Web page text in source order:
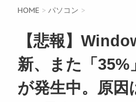
HOME > パソコン >
【悲報】
新、また「35%
が発生中。原因